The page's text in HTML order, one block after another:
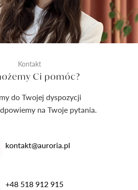
Kontakt
Ci pomóc?
do Twojej dyspozycji
na Twoje pytania.
kontakt@auroria.pl
+48 518 912 915